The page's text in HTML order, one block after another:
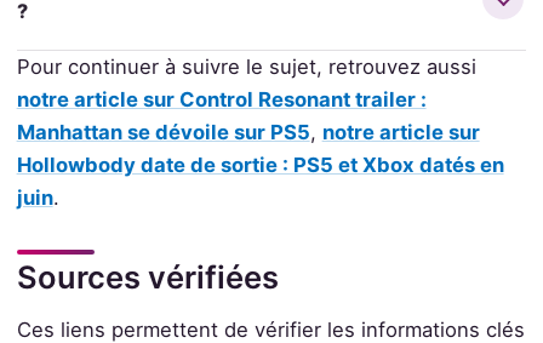
?
Pour continuer à suivre le sujet, retrouvez aussi
notre article sur Control Resonant trailer :
Manhattan se dévoile sur PS5, notre article sur
Hollowbody date de sortie : PS5 et Xbox datés en
juin.
Sources vérifiées
Ces liens permettent de vérifier les informations clés